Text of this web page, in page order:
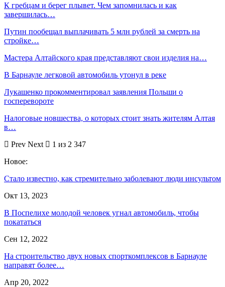
К гребцам и берег плывет. Чем запомнилась и как
завершилась…
Путин пообещал выплачивать 5 млн рублей за смерть на
стройке…
Мастера Алтайского края представляют свои изделия на…
В Барнауле легковой автомобиль утонул в реке
Лукашенко прокомментировал заявления Польши о
госперевороте
Налоговые новшества, о которых стоит знать жителям Алтая
в…
Prev Next
1 из 2 347
Новое:
Стало известно, как стремительно заболевают люди инсультом
Окт 13, 2023
В Поспелихе молодой человек угнал автомобиль, чтобы
покататься
Сен 12, 2022
На строительство двух новых спорткомплексов в Барнауле
направят более…
Апр 20, 2022